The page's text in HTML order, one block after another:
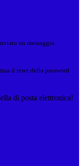
un messaggio
il reset della password
di posta elettronica!